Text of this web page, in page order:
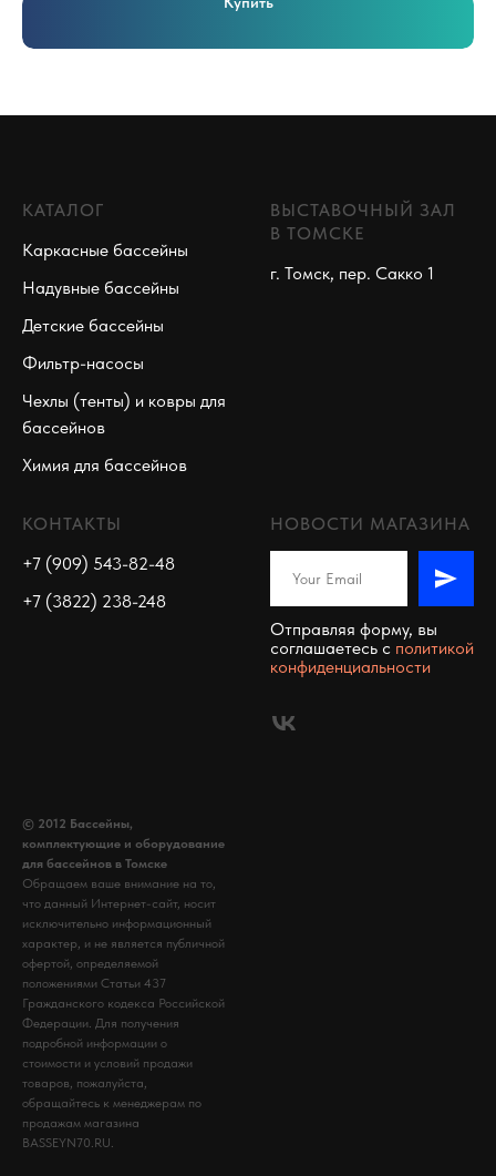
КАТАЛОГ
Каркасные бассейны
Надувные бассейны
Детские бассейны
Фильтр-насосы
Чехлы (тенты) и ковры для
бассейнов
Химия для бассейнов
ВЫСТАВОЧНЫЙ ЗАЛ
В ТОМСКЕ
г. Томск, пер. Сакко 1
КОНТАКТЫ
+7 (909) 543-82-48
+7 (3822) 238-248
НОВОСТИ МАГАЗИНА
Отправляя форму, вы
соглашаетесь c политикой
конфиденциальности
© 2012 Бассейны,
комплектующие и оборудование
для бассейнов в Томске
Обращаем ваше внимание на то,
что данный Интернет-сайт, носит
исключительно информационный
характер, и не является публичной
офертой, определяемой
положениями Статьи 437
Гражданского кодекса Российской
Федерации. Для получения
подробной информации о
стоимости и условий продажи
товаров, пожалуйста,
обращайтесь к менеджерам по
продажам магазина
BASSEYN70.RU.